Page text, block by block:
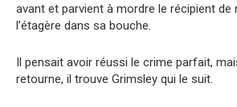
avant et parvient à mordre le récipient de
l’étagère dans sa bouche.
Il pensait avoir réussi le crimе parfait,
retourne, il trouve Grimsley qui le suit.